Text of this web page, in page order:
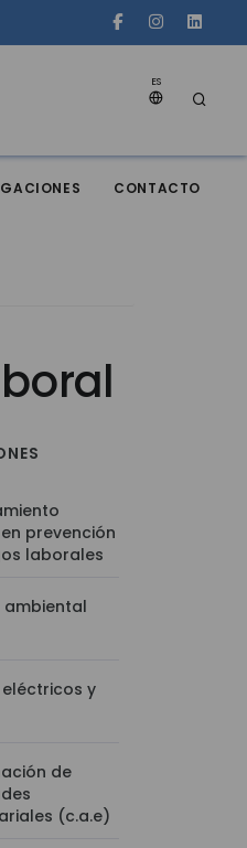
ES
CONTACTO
prevención
laborales
ambiental
y
de
(c.a.e)